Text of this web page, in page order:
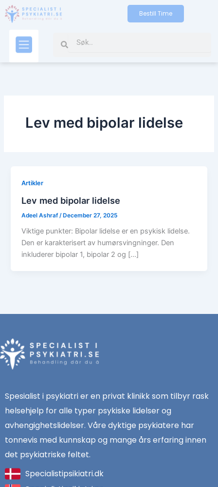
Skip
to
Bestill Time
Search
Lev med bipolar lidelse
Artikler
Lev med bipolar lidelse
Adeel Ashraf /December 27, 2025
Viktige punkter: Bipolar lidelse er en psykisk lidelse.
Den er karakterisert av humørsvingninger. Den
inkluderer bipolar 1, bipolar 2 og […]
Spesialist i psykiatri er en privat klinikk som tilbyr rask
helsehjelp for alle typer psykiske lidelser og
avhengighetslidelser. Våre dyktige psykiatere har
tonnevis med kunnskap og mange års erfaring innen
det psykiatriske feltet.
Specialistipsikiatri.dk